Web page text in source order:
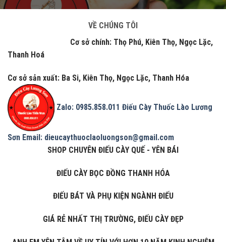
VỀ CHÚNG TÔI
Cơ sở chính: Thọ Phú, Kiên Thọ, Ngọc Lặc,
Thanh Hoá
Cơ sở sản xuất: Ba Si, Kiên Thọ, Ngọc Lặc, Thanh Hóa
Zalo: 0985.858.011 Điếu Cày Thuốc Lào Lương
Sơn Email: dieucaythuoclaoluongson@gmail.com
SHOP CHUYÊN ĐIẾU CÀY QUẾ - YÊN BÁI
ĐIẾU CÀY BỌC ĐỒNG THANH HÓA
ĐIẾU BÁT VÀ PHỤ KIỆN NGÀNH ĐIẾU
GIÁ RẺ NHẤT THỊ TRƯỜNG, ĐIẾU CÀY ĐẸP